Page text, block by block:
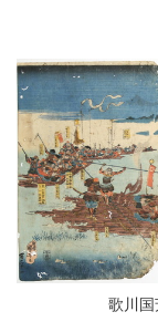
歌川